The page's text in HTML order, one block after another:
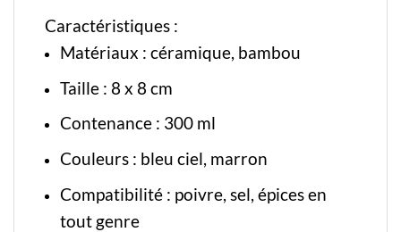
Caractéristiques :
Matériaux : céramique, bambou
Taille : 8 x 8 cm
Contenance : 300 ml
Couleurs : bleu ciel, marron
Compatibilité : poivre, sel, épices en
tout genre